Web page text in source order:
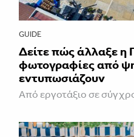
GUIDE
Δείτε πώς άλλαξε η
φωτογραφίες από
εντυπωσιάζουν
Από εργοτάξιο σε